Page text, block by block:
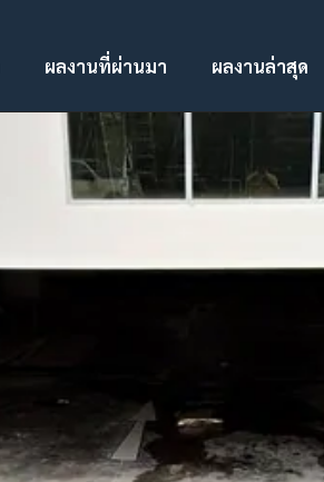
ผลงานที่ผ่านมา ผลงานล่าสุด